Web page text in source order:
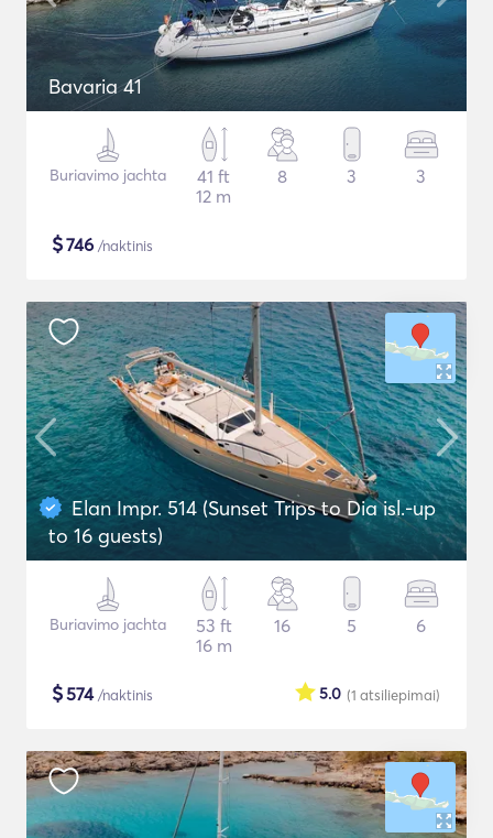
Bavaria 41
Buriavimo jachta
41 ft
12 m
8 3 3
$746 /naktinis
Elan Impr. 514 (Sunset Trips to Dia isl.-up
to 16 guests)
Buriavimo jachta
53 ft
16 m
16 5 6
$574/naktinis (1 atsiliepimai)
5.0